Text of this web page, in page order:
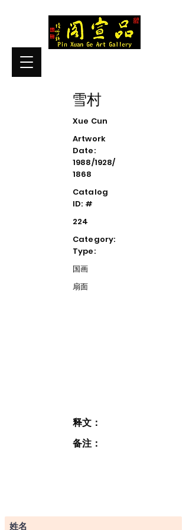
雪村
Xue Cun
Artwork
Date:
1988/1928/
1868
Catalog
ID: #
224
Category:
Type:
国画
扇面
释文：
备注：